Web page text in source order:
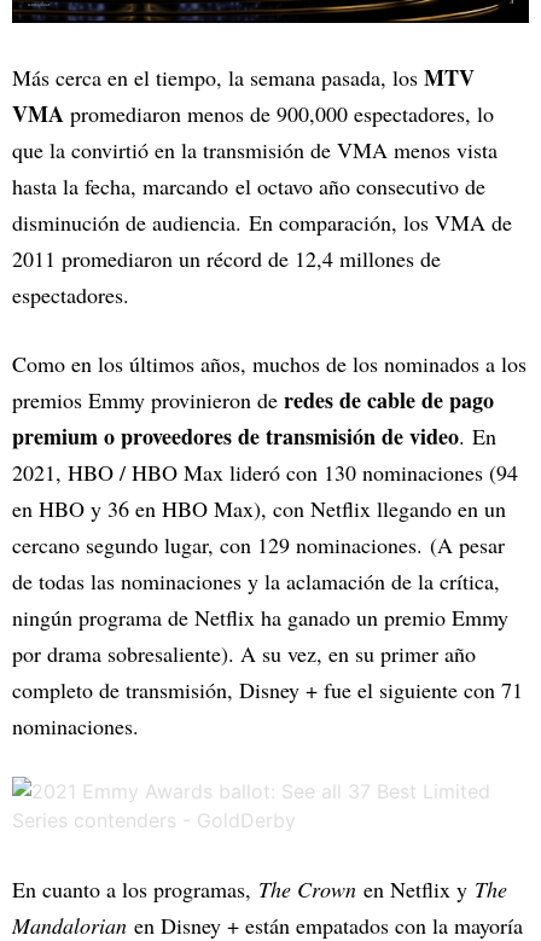
Más cerca en el tiempo, la semana pasada, los MTV
VMA promediaron menos de 900,000 espectadores, lo
que la convirtió en la transmisión de VMA menos vista
hasta la fecha, marcando el octavo año consecutivo de
disminución de audiencia. En comparación, los VMA de
2011 promediaron un récord de 12,4 millones de
espectadores.
Como en los últimos años, muchos de los nominados a los
premios Emmy provinieron de redes de cable de pago
premium o proveedores de transmisión de video. En
2021, HBO / HBO Max lideró con 130 nominaciones (94
en HBO y 36 en HBO Max), con Netflix llegando en un
cercano segundo lugar, con 129 nominaciones. (A pesar
de todas las nominaciones y la aclamación de la crítica,
ningún programa de Netflix ha ganado un premio Emmy
por drama sobresaliente). A su vez, en su primer año
completo de transmisión, Disney + fue el siguiente con 71
nominaciones.
En cuanto a los programas, The Crown en Netflix y The
Mandalorian en Disney + están empatados con la mayoría